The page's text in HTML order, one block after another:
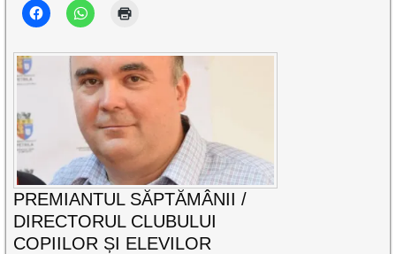
PREMIANTUL SĂPTĂMÂNII /
DIRECTORUL CLUBULUI
COPIILOR ȘI ELEVILOR